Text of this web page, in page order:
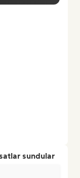
sundular